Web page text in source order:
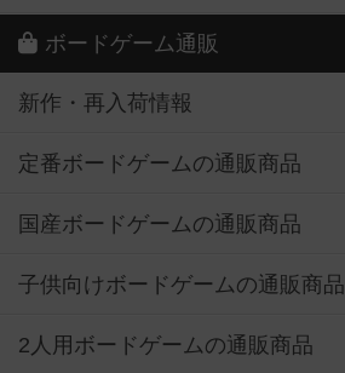
ボードゲーム通販
新作・再入荷情報
定番ボードゲームの通販商品
国産ボードゲームの通販商品
子供向けボードゲームの通販商品
2人用ボードゲームの通販商品